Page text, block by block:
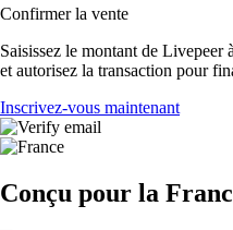
Confirmer la vente
Saisissez le montant de
et autorisez la transaction pour
Inscrivez-vous maintenant
Conçu pour la